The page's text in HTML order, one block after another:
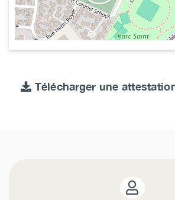
Télécharger une